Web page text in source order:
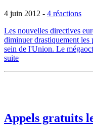
4 juin 2012 - 4 réactions
Les nouvelles directives
diminuer drastiquement les
sein de l'Union. Le
suite
Appels gratuits